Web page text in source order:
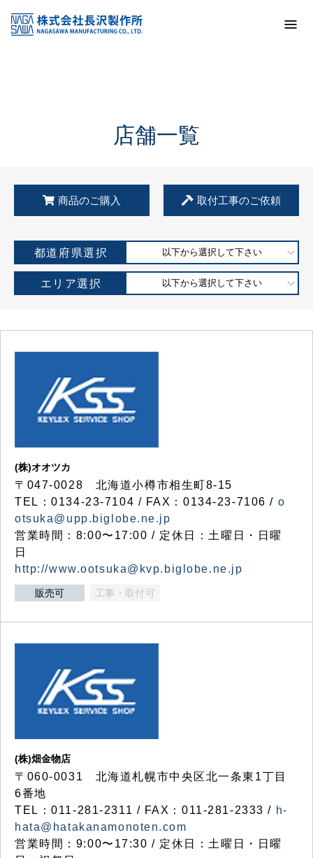
KSS加盟店・取扱店情報
店舗一覧
店舗一覧
商品のご購入 取付工事のご依頼
都道府県選択 以下から選択して下さい
エリア選択 以下から選択して下さい
(株)オオツカ
〒047-0028 北海道小樽市相生町8-15
TEL：0134-23-7104 / FAX：0134-23-7106 / o
otsuka@upp.biglobe.ne.jp
営業時間：8:00〜17:00 / 定休日：土曜日・日曜
日
http://www.ootsuka@kvp.biglobe.ne.jp
販売可 工事・取付可
(株)畑金物店
〒060-0031 北海道札幌市中央区北一条東1丁目
6番地
TEL：011-281-2311 / FAX：011-281-2333 / h-
hata@hatakanamonoten.com
営業時間：9:00〜17:30 / 定休日：土曜日・日曜